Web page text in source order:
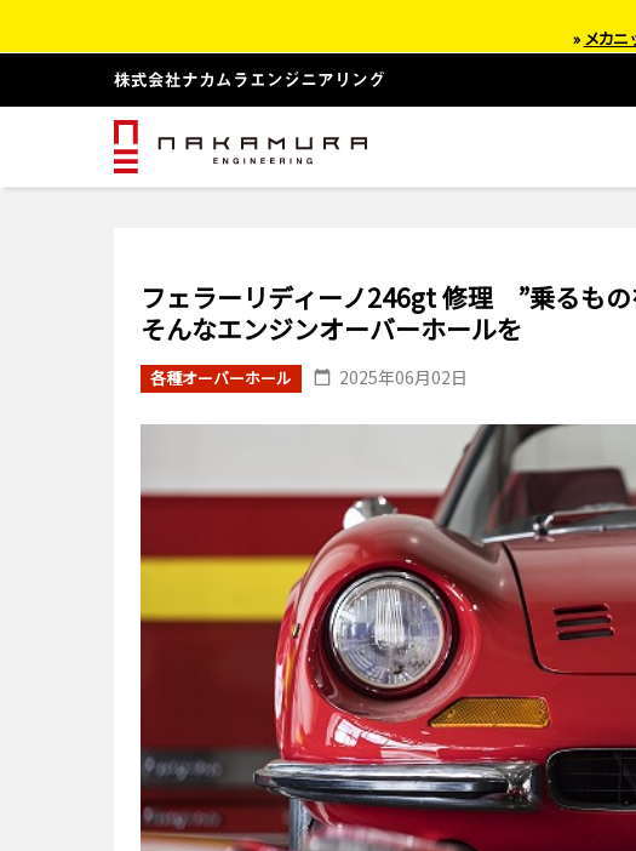
フェラーリディーノ246gt 修理 ”乗る
そんなエンジンオーバーホールを
各種オーバーホール 2025年06月02日
» メカ